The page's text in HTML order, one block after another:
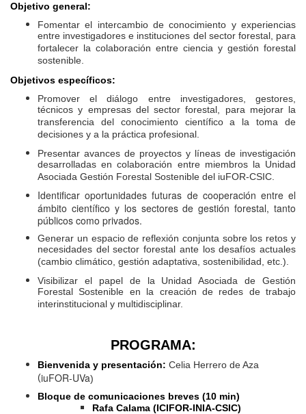
Objetivo general:
Fomentar el intercambio de conocimiento y experiencias
entre investigadores e instituciones del sector forestal, para
fortalecer la colaboración entre ciencia y gestión forestal
sostenible.
Objetivos específicos:
Promover el diálogo entre investigadores, gestores,
técnicos y empresas del sector forestal, para mejorar la
transferencia del conocimiento científico a la toma de
decisiones y a la práctica profesional.
Presentar avances de proyectos y líneas de investigación
desarrolladas en colaboración entre miembros la Unidad
Asociada Gestión Forestal Sostenible del iuFOR-CSIC.
Identificar oportunidades futuras de cooperación entre el
ámbito científico y los sectores de gestión forestal, tanto
públicos como privados.
Generar un espacio de reflexión conjunta sobre los retos y
necesidades del sector forestal ante los desafíos actuales
(cambio climático, gestión adaptativa, sostenibilidad, etc.).
Visibilizar el papel de la Unidad Asociada de Gestión
Forestal Sostenible en la creación de redes de trabajo
interinstitucional y multidisciplinar.
PROGRAMA:
Bienvenida y presentación: Celia Herrero de Aza
(iuFOR-UVa)
Bloque de comunicaciones breves (10 min)
Rafa Calama (ICIFOR-INIA-CSIC)